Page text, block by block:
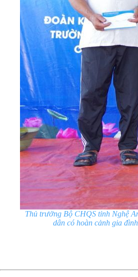
Thủ trưởng Bộ CHQS tỉnh Nghệ
dân có hoàn cảnh gia